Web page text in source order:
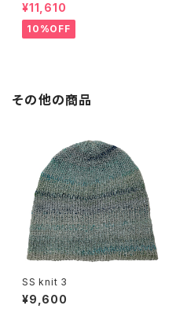
¥11,610
10%OFF
その他の商品
SS knit 3
¥9,600